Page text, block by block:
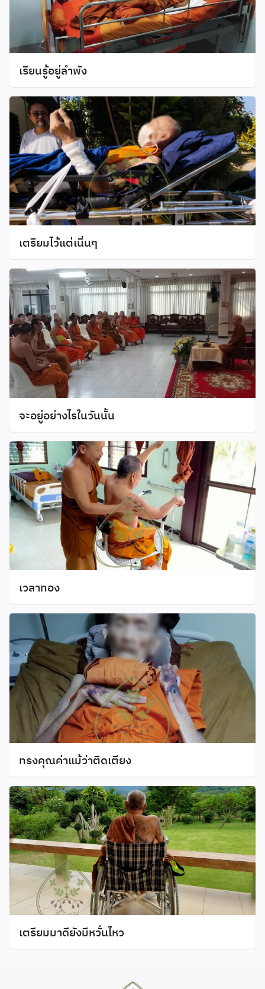
เรียนรู้อยู่ลำพัง
เตรียมไว้แต่เนิ่นๆ
จะอยู่อย่างไรในวันนั้น
เวลาทอง
ทรงคุณค่าแม้ว่าติดเตียง
เตรียมมาดียังมีหวั่นไหว